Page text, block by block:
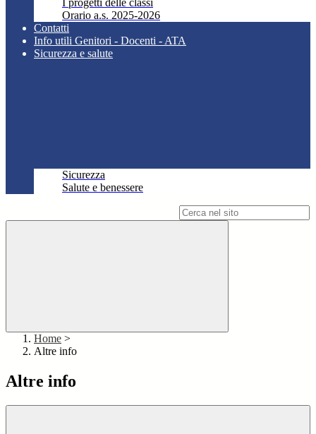
I progetti delle classi
Orario a.s. 2025-2026
Contatti
Info utili Genitori - Docenti - ATA
Sicurezza e salute
Sicurezza
Salute e benessere
Home >
Altre info
Altre info